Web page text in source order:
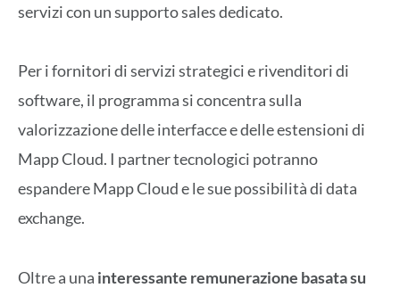
servizi con un supporto sales dedicato.
Per i fornitori di servizi strategici e rivenditori di
software, il programma si concentra sulla
valorizzazione delle interfacce e delle estensioni di
Mapp Cloud. I partner tecnologici potranno
espandere Mapp Cloud e le sue possibilità di data
exchange.
Oltre a una interessante remunerazione basata su